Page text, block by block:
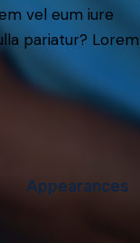
vel eum iure
pariatur?
Appearances